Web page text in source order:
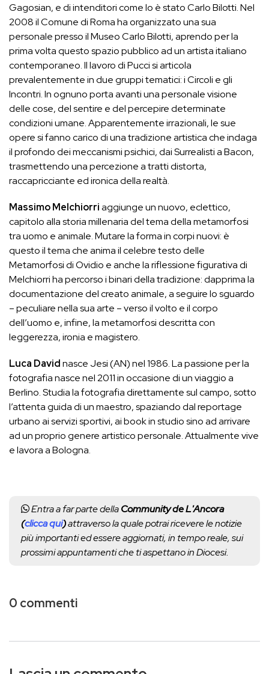
Gagosian, e di intenditori come lo è stato Carlo Bilotti. Nel
2008 il Comune di Roma ha organizzato una sua
personale presso il Museo Carlo Bilotti, aprendo per la
prima volta questo spazio pubblico ad un artista italiano
contemporaneo. Il lavoro di Pucci si articola
prevalentemente in due gruppi tematici: i Circoli e gli
Incontri. In ognuno porta avanti una personale visione
delle cose, del sentire e del percepire determinate
condizioni umane. Apparentemente irrazionali, le sue
opere si fanno carico di una tradizione artistica che indaga
il profondo dei meccanismi psichici, dai Surrealisti a Bacon,
trasmettendo una percezione a tratti distorta,
raccapricciante ed ironica della realtà.
Massimo Melchiorriaggiunge un nuovo, eclettico,
capitolo alla storia millenaria del tema della metamorfosi
tra uomo e animale. Mutare la forma in corpi nuovi: è
questo il tema che anima il celebre testo delle
Metamorfosi di Ovidio e anche la riflessione figurativa di
Melchiorri ha percorso i binari della tradizione: dapprima la
documentazione del creato animale, a seguire lo sguardo
– peculiare nella sua arte – verso il volto e il corpo
dell’uomo e, infine, la metamorfosi descritta con
leggerezza, ironia e magistero.
Luca Davidnasce Jesi (AN) nel 1986. La passione per la
fotografia nasce nel 2011 in occasione di un viaggio a
Berlino. Studia la fotografia direttamente sul campo, sotto
l’attenta guida di un maestro, spaziando dal reportage
urbano ai servizi sportivi, ai book in studio sino ad arrivare
ad un proprio genere artistico personale. Attualmente vive
e lavora a Bologna.
Entra a far parte dellaCommunity de L'Ancora
(clicca qui)attraverso la quale potrai ricevere le notizie
più importanti ed essere aggiornati, in tempo reale, sui
prossimi appuntamenti che ti aspettano in Diocesi.
0 commenti